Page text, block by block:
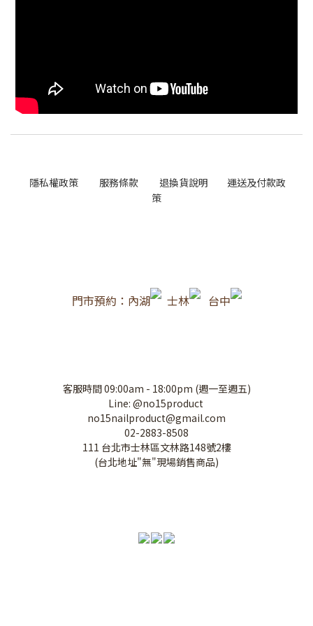
隱私權政策 服務條款 退換貨說明
運送及付款政
策
門市預約：內湖 士林 台中
客服時間 09:00am - 18:00pm (週一至週五)
Line: @no15product
no15nailproduct@gmail.com
02-2883-8508
111 台北市士林區文林路148號2樓
(台北地址"無"現場銷售商品)